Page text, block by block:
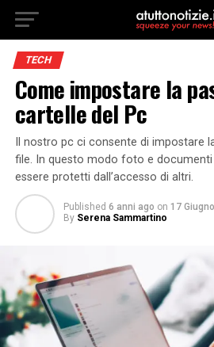
TECH
Come impostare la
cartelle del Pc
Il nostro pc ci consente di impostare
file. In questo modo foto e
essere protetti dall’accesso di altri.
Published 6 anni ago on 17
By Serena Sammartino